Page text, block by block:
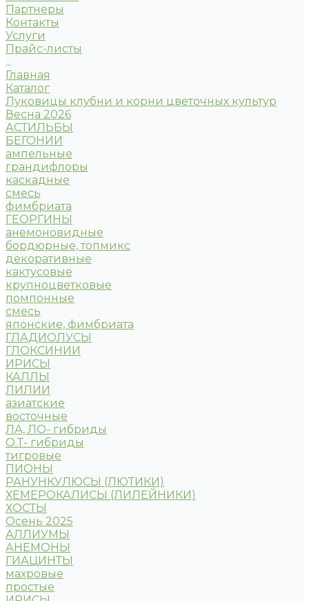
Партнеры
Контакты
Услуги
Прайс-листы
...
Главная
Каталог
Луковицы клубни и корни цветочных культур
Весна 2026
АСТИЛЬБЫ
БЕГОНИИ
ампельные
грандифлоры
каскадные
смесь
фимбриата
ГЕОРГИНЫ
анемоновидные
бордюрные, топмикс
декоративные
кактусовые
крупноцветковые
помпонные
смесь
японские, фимбриата
ГЛАДИОЛУСЫ
ГЛОКСИНИИ
ИРИСЫ
КАЛЛЫ
ЛИЛИИ
азиатские
восточные
ЛА, ЛО- гибриды
О.Т- гибриды
тигровые
ПИОНЫ
РАНУНКУЛЮСЫ (ЛЮТИКИ)
ХЕМЕРОКАЛИСЫ (ЛИЛЕЙНИКИ)
ХОСТЫ
Осень 2025
АЛЛИУМЫ
АНЕМОНЫ
ГИАЦИНТЫ
махровые
простые